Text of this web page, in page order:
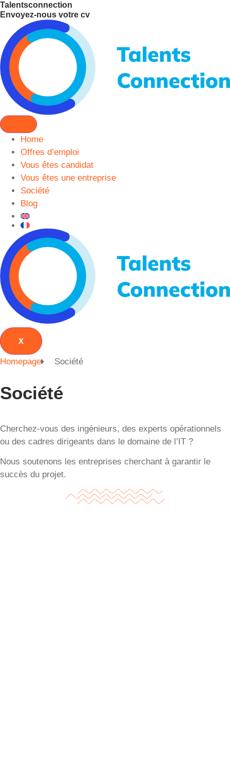
Talentsconnection
Envoyez-nous votre cv
Home
Offres d’emploi
Vous êtes candidat
Vous êtes une entreprise
Société
Blog
X
Homepage Société
Société
Cherchez-vous des ingénieurs, des experts opérationnels
ou des cadres dirigeants dans le domaine de l’IT ?
Nous soutenons les entreprises cherchant à garantir le
succès du projet.